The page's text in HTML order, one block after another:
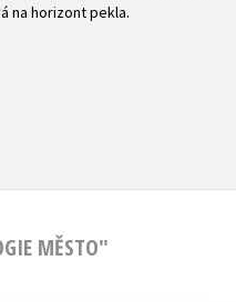
na horizont pekla.
MĚSTO"